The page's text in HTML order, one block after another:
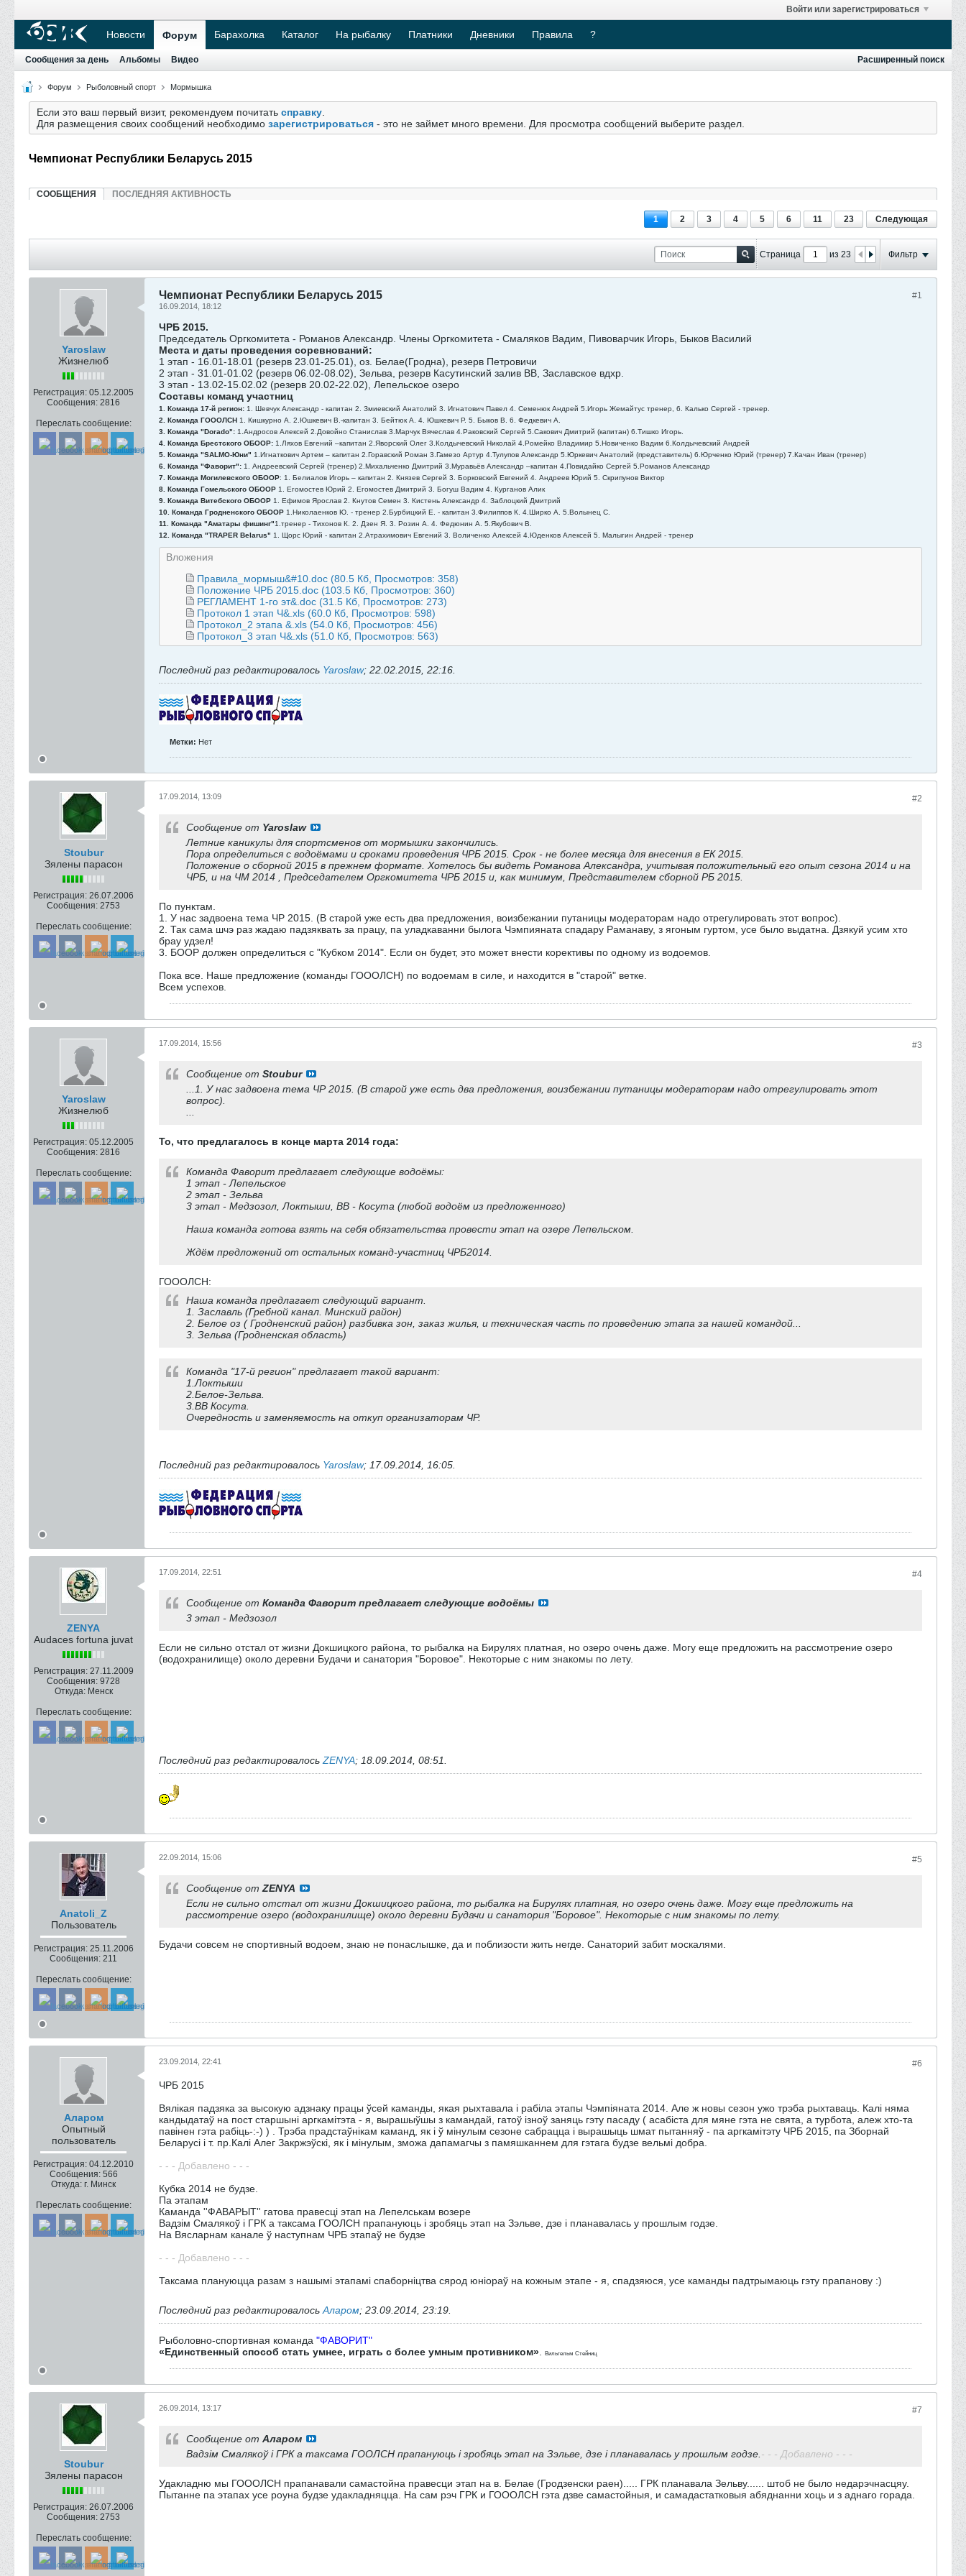
Войти или зарегистрироваться
Новости Форум Барахолка Каталог На рыбалку Платники Дневники Правила ?
Сообщения за день Альбомы Видео Расширенный поиск
Форум Рыболовный спорт Мормышка
Если это ваш первый визит, рекомендуем почитать справку
Для размещения своих сообщений необходимо зарегистрироваться - это не займет много времени. Для просмотра сообщений выберите раздел.
Чемпионат Республики Беларусь 2015
СООБЩЕНИЯ ПОСЛЕДНЯЯ АКТИВНОСТЬ
1 2 3 4 5 6 11 23 Следующая
Страница из 23 Фильтр
Yaroslaw
Жизнелюб
Регистрация: 05.12.2005
Сообщения: 2816
Переслать сообщение:
#1
Чемпионат Республики Беларусь 2015
16.09.2014, 18:12
ЧРБ 2015.
Председатель Оргкомитета - Романов Александр. Члены Оргкомитета - Смаляков Вадим, Пивоварчик Игорь, Быков Василий
Места и даты проведения соревнований:
1 этап - 16.01-18.01 (резерв 23.01-25.01), оз. Белае(Гродна), резерв Петровичи
2 этап - 31.01-01.02 (резерв 06.02-08.02), Зельва, резерв Касутинский залив ВВ, Заславское вдхр.
3 этап - 13.02-15.02.02 (резерв 20.02-22.02), Лепельское озеро
Составы команд участниц
1. Команда 17-й регион: 1. Шевчук Александр - капитан 2. Змиевский Анатолий 3. Игнатович Павел 4. Семенюк Андрей 5.Игорь Жемайтус тренер, 6. Калько Сергей - тренер.
2. Команда ГОООЛСН 1. Кишкурно А. 2.Юшкевич В.-капитан 3. Бейтюк А. 4. Юшкевич Р. 5. Быков В. 6. Федкевич А.
3. Команда "Dorado": 1.Андросов Алексей 2.Довойно Станислав 3.Марчук Вячеслав 4.Раковский Сергей 5.Сакович Дмитрий (капитан) 6.Тишко Игорь.
4. Команда Брестского ОБООР: 1.Ляхов Евгений –капитан 2.Яворский Олег 3.Колдычевский Николай 4.Ромейко Владимир 5.Новиченко Вадим 6.Колдычевский Андрей
5. Команда "SALMO-Юни" 1.Игнаткович Артем – капитан 2.Горавский Роман 3.Гамезо Артур 4.Тулупов Александр 5.Юркевич Анатолий (представитель) 6.Юрченко Юрий (тренер) 7.Качан Иван (тренер)
6. Команда "Фаворит": 1. Андреевский Сергей (тренер) 2.Михальченко Дмитрий 3.Муравьёв Александр –капитан 4.Повидайко Сергей 5.Романов Александр
7. Команда Могилевского ОБООР: 1. Белиалов Игорь – капитан 2. Князев Сергей 3. Борковский Евгений 4. Андреев Юрий 5. Скрипунов Виктор
8. Команда Гомельского ОБООР 1. Егомостев Юрий 2. Егомостев Дмитрий 3. Богуш Вадим 4. Курганов Алик
9. Команда Витебского ОБООР 1. Ефимов Ярослав 2. Кнутов Семен 3. Кистень Александр 4. Заблоцкий Дмитрий
10. Команда Гродненского ОБООР 1.Николаенков Ю. - тренер 2.Бурбицкий Е. - капитан 3.Филиппов К. 4.Ширко А. 5.Волынец С.
11. Команда "Аматары фишинг"1.тренер - Тихонов К. 2. Дзен Я. 3. Розин А. 4. Федюнин А. 5.Якубович В.
12. Команда "TRAPER Belarus" 1. Щорс Юрий - капитан 2.Атрахимович Евгений 3. Воличенко Алексей 4.Юденков Алексей 5. Малыгин Андрей - тренер
Вложения
Правила_мормыш&#10.doc (80.5 Кб, Просмотров: 358)
Положение ЧРБ 2015.doc (103.5 Кб, Просмотров: 360)
РЕГЛАМЕНТ 1-го эт&.doc (31.5 Кб, Просмотров: 273)
Протокол 1 этап Ч&.xls (60.0 Кб, Просмотров: 598)
Протокол_2 этапа &.xls (54.0 Кб, Просмотров: 456)
Протокол_3 этап Ч&.xls (51.0 Кб, Просмотров: 563)
Последний раз редактировалось Yaroslaw; 22.02.2015, 22:16
Метки: Нет
Stoubur
Зялены парасон
Регистрация: 26.07.2006
Сообщения: 2753
Переслать сообщение:
#2
17.09.2014, 13:09
Сообщение от Yaroslaw
Летние каникулы для спортсменов от мормышки закончились.
Пора определиться с водоёмами и сроками проведения ЧРБ 2015. Срок - не более месяца для внесения в ЕК 2015.
Положение о сборной 2015 в прежнем формате. Хотелось бы видеть Романова Александра, учитывая положительный его опыт сезона 2014 и на
ЧРБ, и на ЧМ 2014 , Председателем Оргкомитета ЧРБ 2015 и, как минимум, Представителем сборной РБ 2015.
По пунктам.
1. У нас задвоена тема ЧР 2015. (В старой уже есть два предложения, воизбежании путаницы модераторам надо отрегулировать этот вопрос).
2. Так сама шчэ раз жадаю падзяквать за працу, па уладкаванни былога Чэмпияната спадару Раманаву, з ягоным гуртом, усе было выдатна. Дзякуй усим хто
брау удзел!
3. БООР должен определиться с "Кубком 2014". Если он будет, это может внести корективы по одному из водоемов.
Пока все. Наше предложение (команды ГОООЛСН) по водоемам в силе, и находится в "старой" ветке.
Всем успехов.
Yaroslaw
Жизнелюб
Регистрация: 05.12.2005
Сообщения: 2816
Переслать сообщение:
#3
17.09.2014, 15:56
Сообщение от Stoubur
...1. У нас задвоена тема ЧР 2015. (В старой уже есть два предложения, воизбежании путаницы модераторам надо отрегулировать этот
вопрос).
То, что предлагалось в конце марта 2014 года:
Команда Фаворит предлагает следующие водоёмы:
1 этап - Лепельское
2 этап - Зельва
3 этап - Медзозол, Локтыши, ВВ - Косута (любой водоём из предложенного)
Наша команда готова взять на себя обязательства провести этап на озере Лепельском.
Ждём предложений от остальных команд-участниц ЧРБ2014.
ГОООЛСН:
Наша команда предлагает следующий вариант.
1. Заславль (Гребной канал. Минский район)
2. Белое оз ( Гродненский район) разбивка зон, заказ жилья, и техническая часть по проведению этапа за нашей командой...
3. Зельва (Гродненская область)
Команда "17-й регион" предлагает такой вариант:
1.Локтыши
2.Белое-Зельва.
3.ВВ Косута.
Очередность и заменяемость на откуп организаторам ЧР.
Последний раз редактировалось Yaroslaw; 17.09.2014, 16:05
ZENYA
Audaces fortuna juvat
Регистрация: 27.11.2009
Сообщения: 9728
Откуда: Менск
Переслать сообщение:
#4
17.09.2014, 22:51
Сообщение от Команда Фаворит предлагает следующие водоёмы
3 этап - Медзозол
Если не сильно отстал от жизни Докшицкого района, то рыбалка на Бирулях платная, но озеро очень даже. Могу еще предложить на рассмотрение озеро
(водохранилище) около деревни Будачи и санатория "Боровое". Некоторые с ним знакомы по лету.
Последний раз редактировалось ZENYA; 18.09.2014, 08:51
Anatoli_Z
Пользователь
Регистрация: 25.11.2006
Сообщения: 211
Переслать сообщение:
#5
22.09.2014, 15:06
Сообщение от ZENYA
Если не сильно отстал от жизни Докшицкого района, то рыбалка на Бирулях платная, но озеро очень даже. Могу еще предложить на
рассмотрение озеро (водохранилище) около деревни Будачи и санатория "Боровое". Некоторые с ним знакомы по лету.
Будачи совсем не спортивный водоем, знаю не понаслышке, да и поблизости жить негде. Санаторий забит москалями.
Аларом
Опытный
пользователь
Регистрация: 04.12.2010
Сообщения: 566
Откуда: г. Минск
Переслать сообщение:
#6
23.09.2014, 22:41
ЧРБ 2015
Вялікая падзяка за высокую адзнаку працы ўсей каманды, якая рыхтавала і рабіла этапы Чэмпіяната 2014. Але ж новы сезон ужо трэба рыхтаваць. Калі няма
кандыдатаў на пост старшыні аргкамітэта - я, вырашыўшы з камандай, гатоў ізноў заняць гэту пасаду ( асабіста для мяне гэта не свята, а турбота, алеж хто-та
павінен гэта рабіць-:-) ) . Трэба прадстаўнікам каманд, як і ў мінулым сезоне сабрацца і вырашыць шмат пытанняў - па аргкамітэту ЧРБ 2015, па Зборнай
Беларусі і т. пр.Калі Алег Закржэўскі, як і мінулым, зможа дапамагчы з памяшканнем для гэтага будзе вельмі добра.
- - - Добавлено - - -
Кубка 2014 не будзе.
Па этапам
Каманда ''ФАВАРЫТ'' гатова правесці этап на Лепелськам возере
Вадзім Смалякоў і ГРК а таксама ГООЛСН прапануюць і зробяць этап на Зэльве, дзе і планавалась у прошлым годзе.
На Вясларнам канале ў наступнам ЧРБ этапаў не будзе
- - - Добавлено - - -
Таксама плануюцца разам з нашымі этапамі спаборніцтва сярод юніораў на кожным этапе - я, спадзяюся, усе каманды падтрымаюць гэту прапанову :)
Последний раз редактировалось Аларом; 23.09.2014, 23:19
Рыболовно-спортивная команда "ФАВОРИТ"
«Единственный способ стать умнее, играть с более умным противником»
Вильгельм Стейниц
Stoubur
Зялены парасон
Регистрация: 26.07.2006
Сообщения: 2753
Переслать сообщение:
#7
26.09.2014, 13:17
Сообщение от Аларом
Вадзім Смалякоў і ГРК а таксама ГООЛСН прапануюць і зробяць этап на Зэльве, дзе і планавалась у прошлым годзе. - - - Добавлено - - -
Удакладню мы ГОООЛСН прапанавали самастойна правесци этап на в. Белае (Гродзенски раен)..... ГРК планавала Зельву...... штоб не было недарэчнасцяу.
Пытанне па этапах усе роуна будзе удакладняцца. На сам рэч ГРК и ГОООЛСН гэта дзве самастойныя, и самадастатковыя абяднанни хоць и з аднаго горада.